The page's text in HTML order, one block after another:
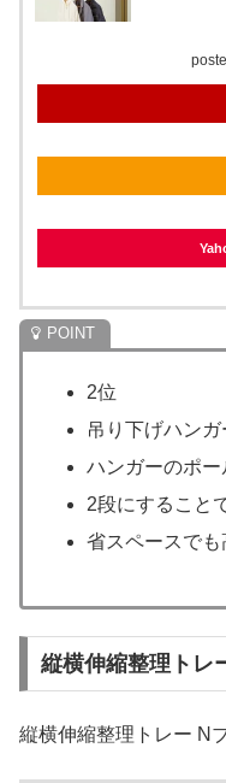
2位
吊り下げハンガ
ハンガーのポ
2段にすること
省スペースで
縦横伸縮整理トレ
縦横伸縮整理トレー N